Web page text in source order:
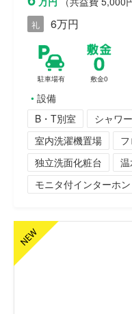
礼 6万円
駐車場有 敷金0
設備
B・T別室
シャワー
室内洗濯機置場
独立洗面化粧台
モニタ付インターホン